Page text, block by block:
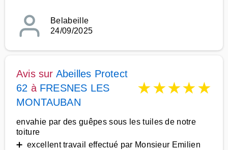
Belabeille
24/09/2025
Avis sur Abeilles Protect
62 à FRESNES LES
MONTAUBAN
★★★★★
envahie par des guêpes sous les tuiles de notre
toiture
➕ excellent travail effectué par Monsieur Emilien